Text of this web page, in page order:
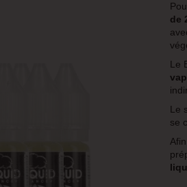
de
Le
Le
se